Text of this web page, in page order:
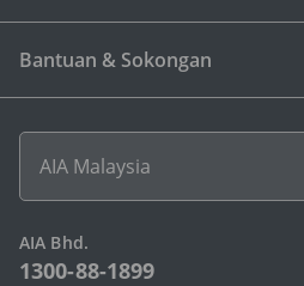
Bantuan & Sokongan
AIA Malaysia
AIA Bhd.
1300-88-1899